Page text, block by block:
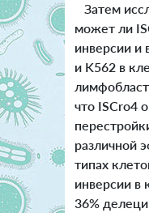
Затем
может ли
инверсии и
и K562 в
что ISCro4
различной
типах
инверсии в
36%